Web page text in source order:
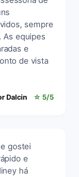
sempre
As equipes
e
de vista
Dalcin ☆ 5/5
gostei
e
há